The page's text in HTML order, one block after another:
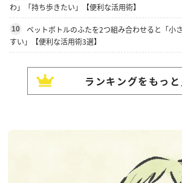
わ」「持ち歩きたい」【便利な活用術】
10
ペットボトルのふたを2つ組み合わせると「小
すい」【便利な活用術3選】
ランキングをもっと